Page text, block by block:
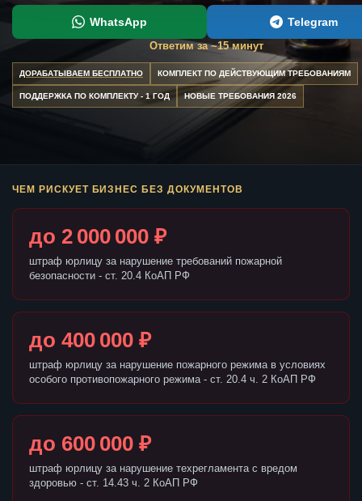
WhatsApp Telegram
Ответим за ~15 минут
ДОРАБАТЫВАЕМ БЕСПЛАТНО КОМПЛЕКТ ПО ДЕЙСТВУЮЩИМ ТРЕБОВАНИЯМ
ПОДДЕРЖКА ПО КОМПЛЕКТУ - 1 ГОД НОВЫЕ ТРЕБОВАНИЯ 2026
ЧЕМ РИСКУЕТ БИЗНЕС БЕЗ ДОКУМЕНТОВ
до 2 000 000 ₽
штраф юрлицу за нарушение требований пожарной
безопасности - ст. 20.4 КоАП РФ
до 400 000 ₽
штраф юрлицу за нарушение пожарного режима в условиях
особого противопожарного режима - ст. 20.4 ч. 2 КоАП РФ
до 600 000 ₽
штраф юрлицу за нарушение техрегламента с вредом
здоровью - ст. 14.43 ч. 2 КоАП РФ